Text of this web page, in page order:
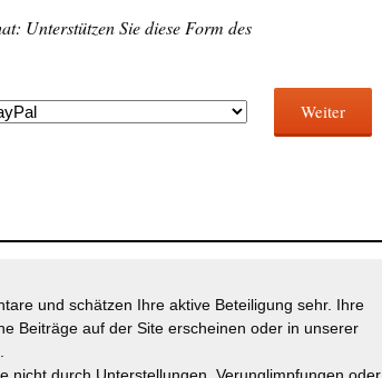
Unterstützen Sie diese Form des
Weiter
und schätzen Ihre aktive Beteiligung sehr. Ihre
Beiträge auf der Site erscheinen oder in unserer